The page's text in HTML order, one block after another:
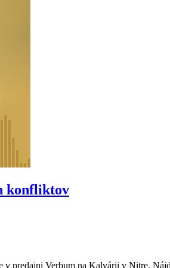
konfliktov
predajni Verbum na Kalvárii v Nitre.